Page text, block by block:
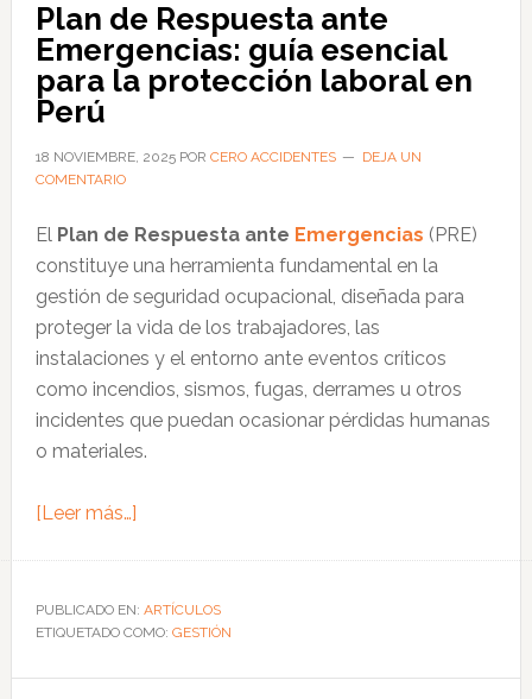
omitir
notificación
inmediata
accidentes
Plan de Respuesta ante
Emergencias: guía esencial
para la protección laboral en
Perú
18 NOVIEMBRE, 2025POR CERO ACCIDENTES
DEJA UN
COMENTARIO
El Plan de Respuesta ante Emergencias (PRE)
constituye una herramienta fundamental en la
gestión de seguridad ocupacional, diseñada para
proteger la vida de los trabajadores, las
instalaciones y el entorno ante eventos críticos
como incendios, sismos, fugas, derrames u otros
incidentes que puedan ocasionar pérdidas humanas
o materiales.
[Leer más…]acerca
de
Respuesta
PUBLICADO EN: ARTÍCULOS
ETIQUETADO COMO: GESTIÓN